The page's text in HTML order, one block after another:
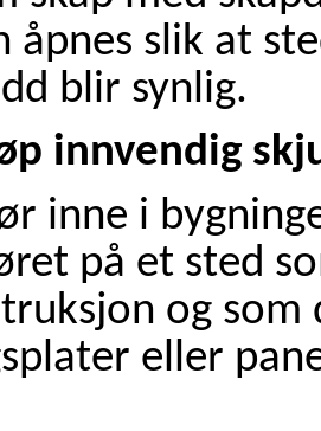
åpnes slik at
blir synlig.
innvendig
inne i
på et sted
og som
eller